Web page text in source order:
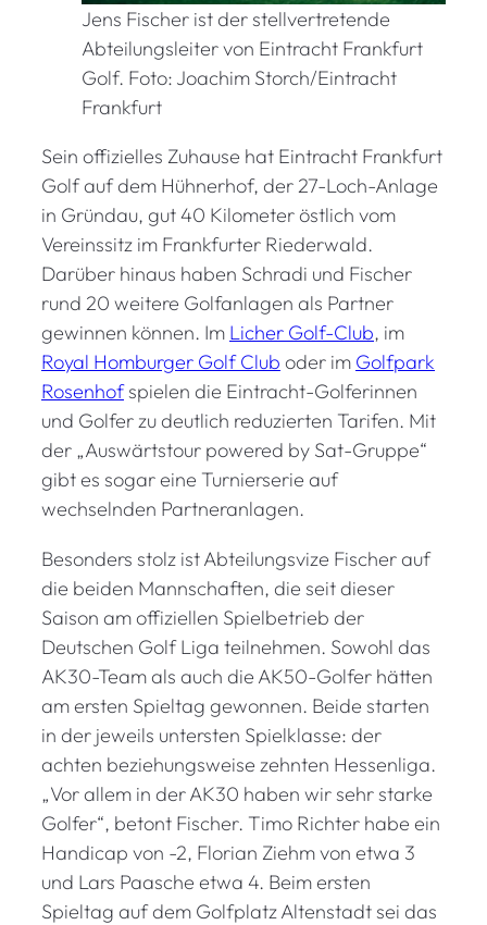
Jens Fischer ist der stellvertretende
Abteilungsleiter von Eintracht Frankfurt
Golf. Foto: Joachim Storch/Eintracht
Frankfurt
Sein offizielles Zuhause hat Eintracht Frankfurt
Golf auf dem Hühnerhof, der 27-Loch-Anlage
in Gründau, gut 40 Kilometer östlich vom
Vereinssitz im Frankfurter Riederwald.
Darüber hinaus haben Schradi und Fischer
rund 20 weitere Golfanlagen als Partner
gewinnen können. Im Licher Golf-Club, im
Royal Homburger Golf Club oder im Golfpark
Rosenhofspielen die Eintracht-Golferinnen
und Golfer zu deutlich reduzierten Tarifen. Mit
der „Auswärtstour powered by Sat-Gruppe“
gibt es sogar eine Turnierserie auf
wechselnden Partneranlagen.
Besonders stolz ist Abteilungsvize Fischer auf
die beiden Mannschaften, die seit dieser
Saison am offiziellen Spielbetrieb der
Deutschen Golf Liga teilnehmen. Sowohl das
AK30-Team als auch die AK50-Golfer hätten
am ersten Spieltag gewonnen. Beide starten
in der jeweils untersten Spielklasse: der
achten beziehungsweise zehnten Hessenliga.
„Vor allem in der AK30 haben wir sehr starke
Golfer“, betont Fischer. Timo Richter habe ein
Handicap von -2, Florian Ziehm von etwa 3
und Lars Paasche etwa 4. Beim ersten
Spieltag auf dem Golfplatz Altenstadt sei das